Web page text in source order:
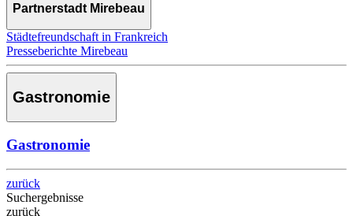
Partnerstadt Mirebeau
Städtefreundschaft in Frankreich
Presseberichte Mirebeau
Gastronomie
Gastronomie
zurück
Suchergebnisse
zurück